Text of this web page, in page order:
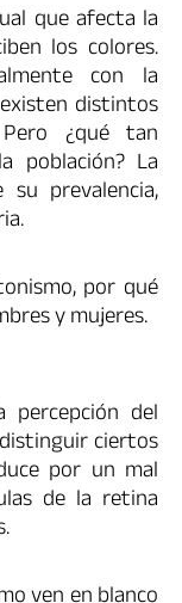
que afecta la
los colores.
con la
distintos
¿qué tan
población? La
prevalencia,
por qué
y mujeres.
del
ciertos
por un mal
de la retina